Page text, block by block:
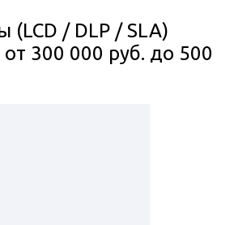
(LCD / DLP / SLA)
300 000 руб. до 500